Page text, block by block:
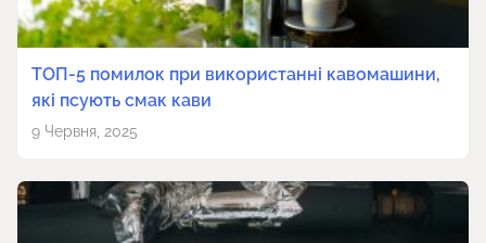
ТОП-5 помилок при використанні кавомашини,
які псують смак кави
9 Червня, 2025